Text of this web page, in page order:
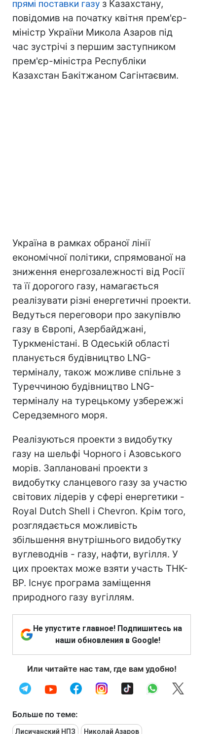
прямі поставки газу з Казахстану,
повідомив на початку квітня прем'єр-
міністр України Микола Азаров під
час зустрічі з першим заступником
прем'єр-міністра Республіки
Казахстан Бакітжаном Сагінтаєвим.
Україна в рамках обраної лінії
економічної політики, спрямованої на
зниження енергозалежності від Росії
та її дорогого газу, намагається
реалізувати різні енергетичні проекти.
Ведуться переговори про закупівлю
газу в Європі, Азербайджані,
Туркменістані. В Одеській області
планується будівництво LNG-
терміналу, також можливе спільне з
Туреччиною будівництво LNG-
терміналу на турецькому узбережжі
Середземного моря.
Реалізуються проекти з видобутку
газу на шельфі Чорного і Азовського
морів. Заплановані проекти з
видобутку сланцевого газу за участю
світових лідерів у сфері енергетики -
Royal Dutch Shell і Chevron. Крім того,
розглядається можливість
збільшення внутрішнього видобутку
вуглеводнів - газу, нафти, вугілля. У
цих проектах може взяти участь ТНК-
ВР. Існує програма заміщення
природного газу вугіллям.
Не упустите главное! Подпишитесь на
наши обновления в Google!
Или читайте нас там, где вам удобно!
Больше по теме:
Лисичанский НПЗ Николай Азаров